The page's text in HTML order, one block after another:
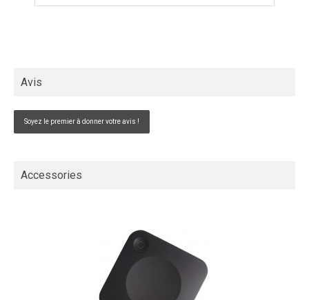
Avis
Soyez le premier à donner votre avis !
Accessories